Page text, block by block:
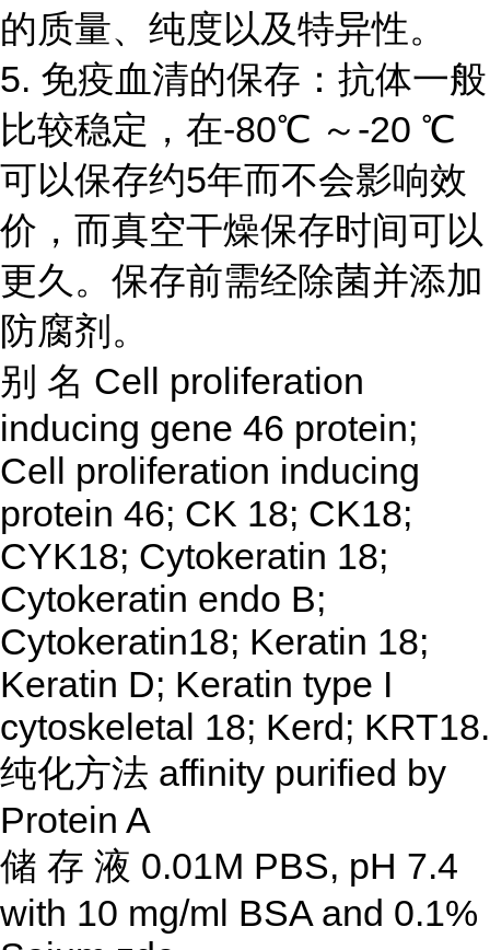
的质量、纯度以及特异性。
5. 免疫血清的保存：抗体一般
比较稳定，在-80℃ ～-20 ℃
可以保存约5年而不会影响效
价，而真空干燥保存时间可以
更久。保存前需经除菌并添加
防腐剂。
别 名 Cell proliferation
inducing gene 46 protein;
Cell proliferation inducing
protein 46; CK 18; CK18;
CYK18; Cytokeratin 18;
Cytokeratin endo B;
Cytokeratin18; Keratin 18;
Keratin D; Keratin type I
cytoskeletal 18; Kerd; KRT18.
纯化方法 affinity purified by
Protein A
储 存 液 0.01M PBS, pH 7.4
with 10 mg/ml BSA and 0.1%